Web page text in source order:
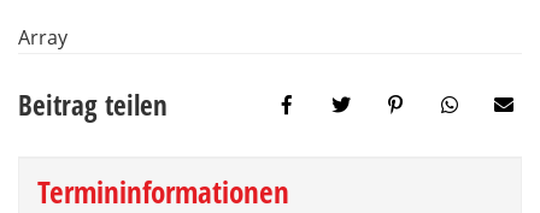
Array
Beitrag teilen
Termininformationen